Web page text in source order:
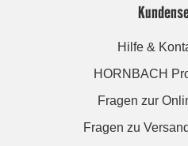
Hilfe &
HORNBACH
Fragen zur
Fragen zu